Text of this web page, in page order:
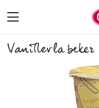
Vanillevla beker